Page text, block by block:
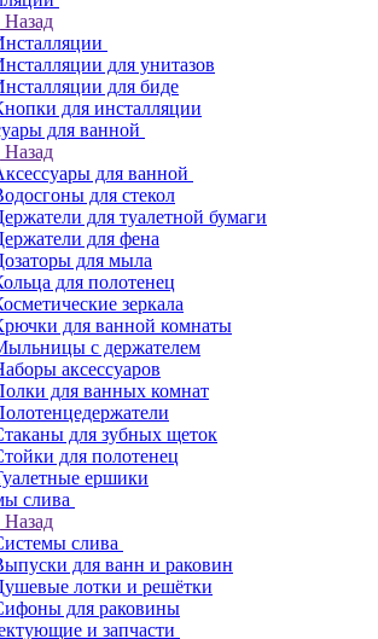
Назад
для унитазов
для биде
для инсталляции
для ванной
Назад
для ванной
для стекол
для туалетной бумаги
для фена
для мыла
для полотенец
зеркала
для ванной комнаты
с держателем
аксессуаров
для ванных комнат
для зубных щеток
для полотенец
ершики
слива
Назад
слива
для ванн и раковин
лотки и решётки
для раковины
и запчасти